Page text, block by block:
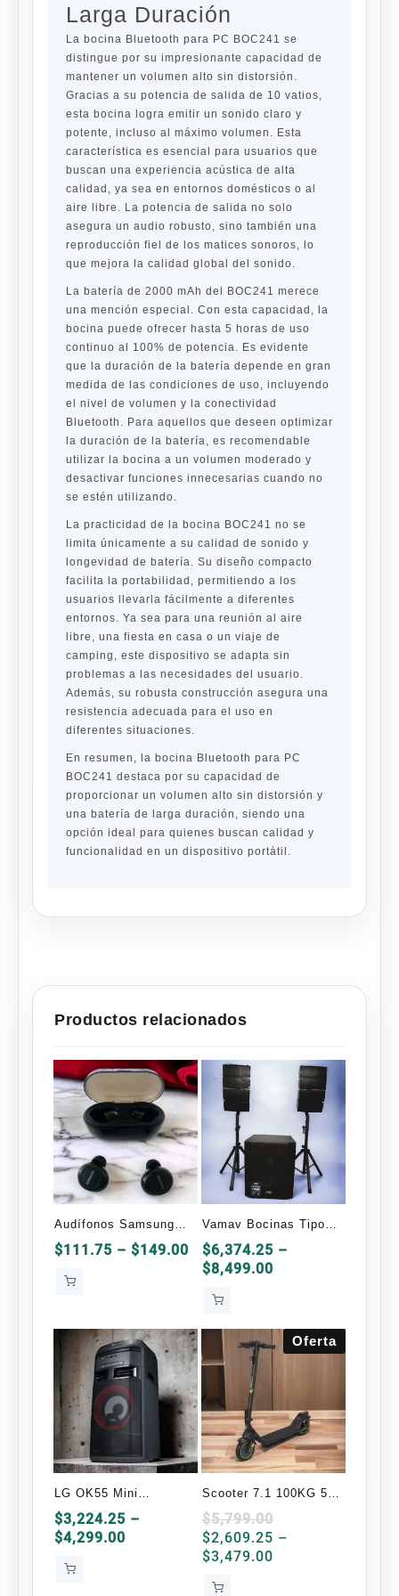
Larga Duración
La bocina Bluetooth para PC BOC241 se
distingue por su impresionante capacidad de
mantener un volumen alto sin distorsión.
Gracias a su potencia de salida de 10 vatios,
esta bocina logra emitir un sonido claro y
potente, incluso al máximo volumen. Esta
característica es esencial para usuarios que
buscan una experiencia acústica de alta
calidad, ya sea en entornos domésticos o al
aire libre. La potencia de salida no solo
asegura un audio robusto, sino también una
reproducción fiel de los matices sonoros, lo
que mejora la calidad global del sonido.
La batería de 2000 mAh del BOC241 merece
una mención especial. Con esta capacidad, la
bocina puede ofrecer hasta 5 horas de uso
continuo al 100% de potencia. Es evidente
que la duración de la batería depende en gran
medida de las condiciones de uso, incluyendo
el nivel de volumen y la conectividad
Bluetooth. Para aquellos que deseen optimizar
la duración de la batería, es recomendable
utilizar la bocina a un volumen moderado y
desactivar funciones innecesarias cuando no
se estén utilizando.
La practicidad de la bocina BOC241 no se
limita únicamente a su calidad de sonido y
longevidad de batería. Su diseño compacto
facilita la portabilidad, permitiendo a los
usuarios llevarla fácilmente a diferentes
entornos. Ya sea para una reunión al aire
libre, una fiesta en casa o un viaje de
camping, este dispositivo se adapta sin
problemas a las necesidades del usuario.
Además, su robusta construcción asegura una
resistencia adecuada para el uso en
diferentes situaciones.
En resumen, la bocina Bluetooth para PC
BOC241 destaca por su capacidad de
proporcionar un volumen alto sin distorsión y
una batería de larga duración, siendo una
opción ideal para quienes buscan calidad y
funcionalidad en un dispositivo portátil.
Productos relacionados
Audífonos Samsung
Bluetooth TWS-2 OEM
$111.75 – $149.00 Price
range:
through
Vamav Bocinas Tipo
Torre con Subwoofer
BIGSU HYPER
$6,374.25 –
$8,499.00
$8,499.00
LG OK55 Mini
Componente, Bluetooth
700W RMS, USB 2.0,
$3,224.25 –
$4,299.00
Oferta
Scooter 7.1 100KG 50
Km/H Max
$5,799.00
$2,609.25 –
$3,479.00